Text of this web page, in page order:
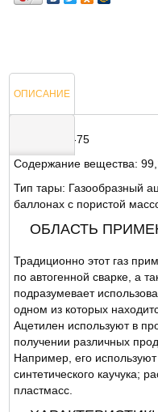
ОПИСАНИЕ
ГОСТ 5457-75
Содержание вещества:
Тип тары: Газообразный
баллонах с пористой
ОБЛАСТЬ
Традиционно этот газ
по автогенной сварке, а
подразумевает
одном из которых
Ацетилен используют в
получении различных
Например, его
синтетического каучука;
пластмасс.